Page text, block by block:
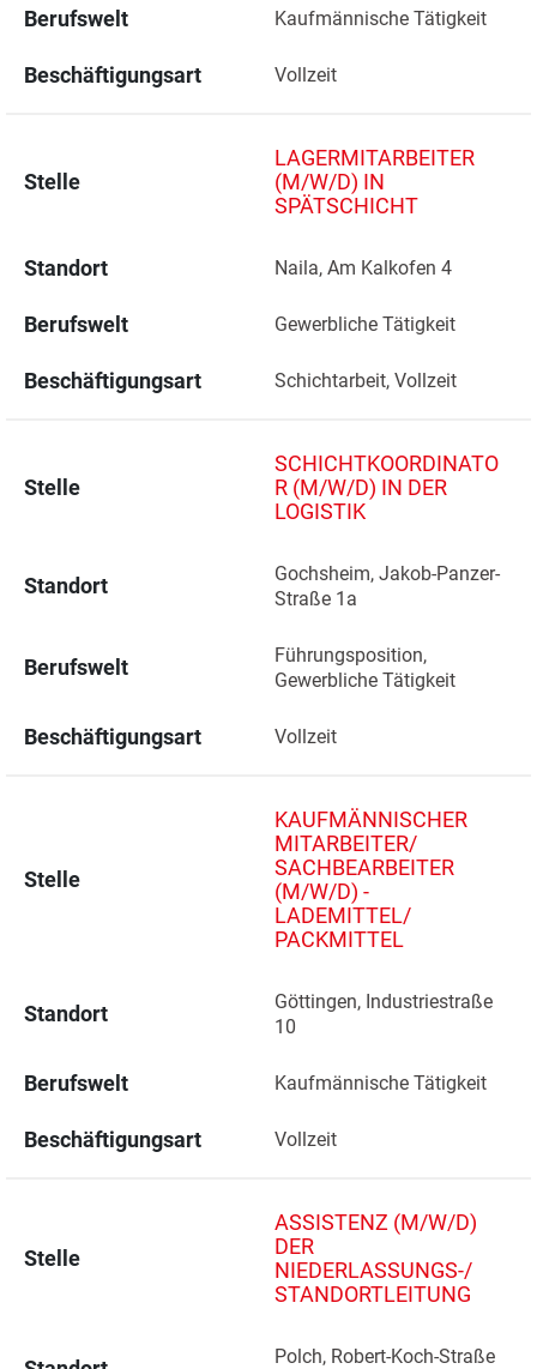
Berufswelt Kaufmännische Tätigkeit
Beschäftigungsart Vollzeit
Stelle
LAGERMITARBEITER
(M/W/D) IN
SPÄTSCHICHT
Standort Naila, Am Kalkofen 4
Berufswelt Gewerbliche Tätigkeit
Beschäftigungsart Schichtarbeit, Vollzeit
Stelle
SCHICHTKOORDINATO
R (M/W/D) IN DER
LOGISTIK
Standort
Gochsheim, Jakob-Panzer-
Straße 1a
Berufswelt
Führungsposition,
Gewerbliche Tätigkeit
Beschäftigungsart Vollzeit
Stelle
KAUFMÄNNISCHER
MITARBEITER/
SACHBEARBEITER
(M/W/D) -
LADEMITTEL/
PACKMITTEL
Standort
Göttingen, Industriestraße
10
Berufswelt Kaufmännische Tätigkeit
Beschäftigungsart Vollzeit
Stelle
ASSISTENZ (M/W/D)
DER
NIEDERLASSUNGS-/
STANDORTLEITUNG
Polch, Robert-Koch-Straße